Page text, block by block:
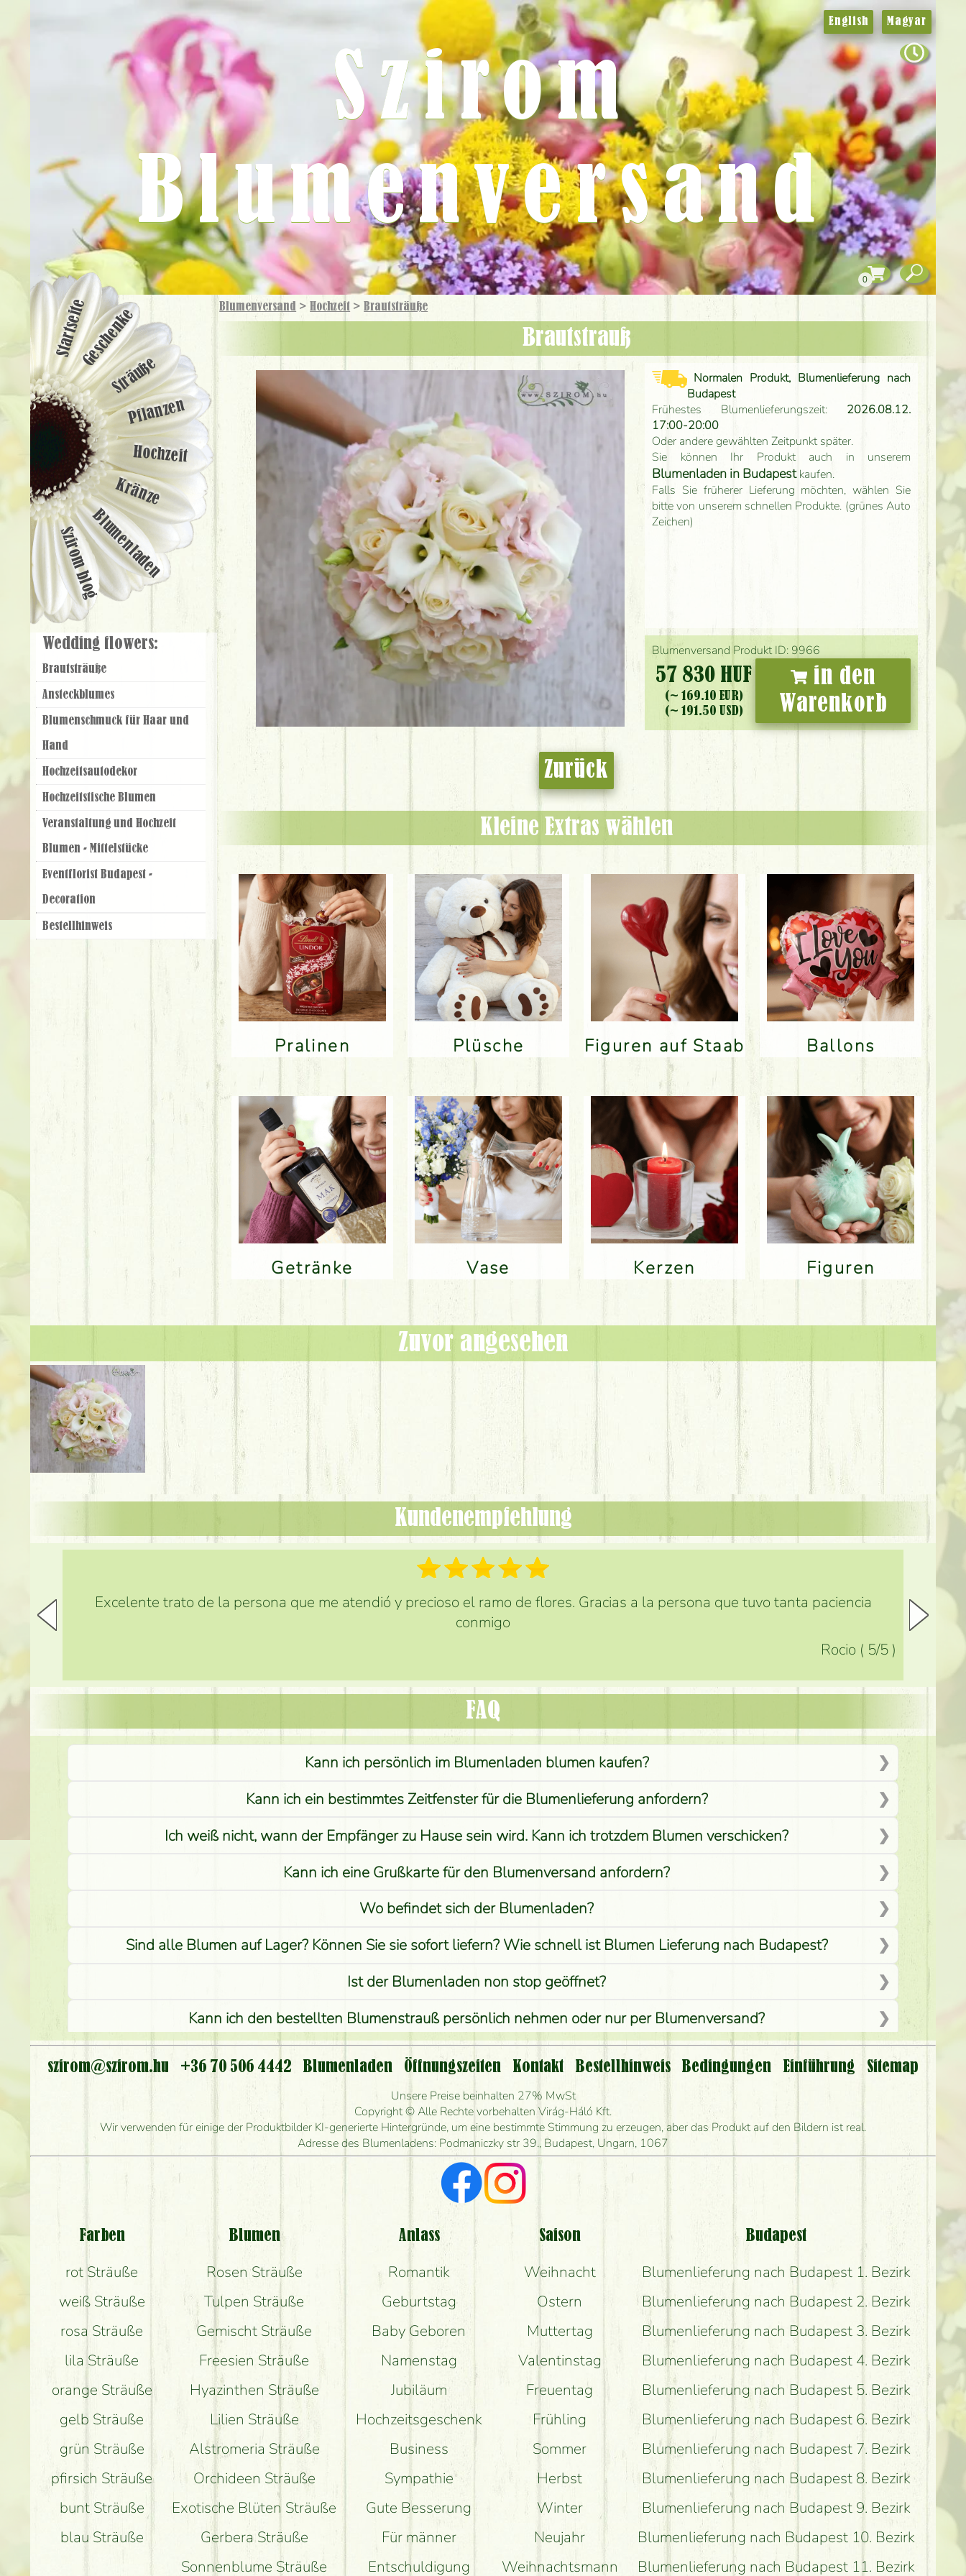
Blumenversand > Hochzeit > Brautsträuße
Brautstrauß
Blumenversand Produkt ID: 9966
57 830 HUF
(~ 169.10 EUR)
(~ 191.50 USD)
in den
Warenkorb
Normalen Produkt, Blumenlieferung nach
Budapest
Frühestes Blumenlieferungszeit: 2026.08.12.
17:00-20:00
Oder andere gewählten Zeitpunkt später.
Sie können Ihr Produkt auch in unserem
Blumenladen in Budapestkaufen.
Falls Sie früherer Lieferung möchten, wählen Sie
bitte von unserem schnellen Produkte. (grünes Auto
Zeichen)
Zurück
Kleine Extras wählen
Pralinen Plüsche Figuren auf Staab Ballons
Getränke Vase Kerzen Figuren
English Magyar
Szirom
Blumenversand
0
StartseiteGeschenke
Sträuße
Pflanzen
Hochzeit
Kränze
Blumenladen
Szirom blog
Wedding flowers:
Brautsträuße
Ansteckblumes
Blumenschmuck für Haar und
Hand
Hochzeitsautodekor
Hochzeitstische Blumen
Veranstaltung und Hochzeit
Blumen - Mittelstücke
Eventflorist Budapest -
Decoration
Bestellhinweis
Zuvor angesehen
Kundenempfehlung
Excelente trato de la persona que me atendió y precioso el ramo de flores. Gracias a la persona que tuvo tanta paciencia
conmigo
Rocio ( 5/5 )
FAQ
Kann ich persönlich im Blumenladen blumen kaufen?
Kann ich ein bestimmtes Zeitfenster für die Blumenlieferung anfordern?
Ich weiß nicht, wann der Empfänger zu Hause sein wird. Kann ich trotzdem Blumen verschicken?
Kann ich eine Grußkarte für den Blumenversand anfordern?
Wo befindet sich der Blumenladen?
Sind alle Blumen auf Lager? Können Sie sie sofort liefern? Wie schnell ist Blumen Lieferung nach Budapest?
Ist der Blumenladen non stop geöffnet?
Kann ich den bestellten Blumenstrauß persönlich nehmen oder nur per Blumenversand?
Ist eine Bestellung für ländliche Gebiete möglich?
Wie lange kann ich heute Blumen mit Lieferung bestellen?
Wie schnell können Sie den Blumenstrauß herstellen und wann können Sie ihn frühestens liefern?
Ich suche rote Rosen, hast du welche?
Welche Rückmeldungen bekomme ich zum Blumenversand?
Bekomme ich wirklich, was auf dem Bild zu sehen ist?
szirom@szirom.hu +36 70 506 4442 Blumenladen Öffnungszeiten Kontakt Bestellhinweis Bedingungen Einführung
Sitemap
Unsere Preise beinhalten 27% MwSt
Copyright © Alle Rechte vorbehalten Virág-Háló Kft.
Wir verwenden für einige der Produktbilder KI-generierte Hintergründe, um eine bestimmte Stimmung zu erzeugen, aber das Produkt auf den Bildern ist real.
Adresse des Blumenladens: Podmaniczky str 39., Budapest, Ungarn, 1067
Farben
rot Sträuße
weiß Sträuße
rosa Sträuße
lila Sträuße
orange Sträuße
gelb Sträuße
grün Sträuße
pfirsich Sträuße
bunt Sträuße
blau Sträuße
Blumen
Rosen Sträuße
Tulpen Sträuße
Gemischt Sträuße
Freesien Sträuße
Hyazinthen Sträuße
Lilien Sträuße
Alstromeria Sträuße
Orchideen Sträuße
Exotische Blüten Sträuße
Gerbera Sträuße
Sonnenblume Sträuße
Anlass
Romantik
Geburtstag
Baby Geboren
Namenstag
Jubiläum
Hochzeitsgeschenk
Business
Sympathie
Gute Besserung
Für männer
Entschuldigung
Saison
Weihnacht
Ostern
Muttertag
Valentinstag
Freuentag
Frühling
Sommer
Herbst
Winter
Neujahr
Weihnachtsmann
Budapest
Blumenlieferung nach Budapest 1. Bezirk
Blumenlieferung nach Budapest 2. Bezirk
Blumenlieferung nach Budapest 3. Bezirk
Blumenlieferung nach Budapest 4. Bezirk
Blumenlieferung nach Budapest 5. Bezirk
Blumenlieferung nach Budapest 6. Bezirk
Blumenlieferung nach Budapest 7. Bezirk
Blumenlieferung nach Budapest 8. Bezirk
Blumenlieferung nach Budapest 9. Bezirk
Blumenlieferung nach Budapest 10. Bezirk
Blumenlieferung nach Budapest 11. Bezirk